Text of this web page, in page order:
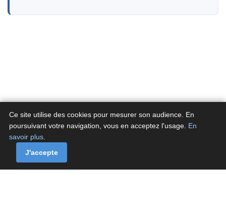
A propos
Politique de cookies de Fluxenet.fr
Ce site utilise des cookies pour mesurer son audience. En
poursuivant votre navigation, vous en acceptez l'usage. En
savoir plus
J'accepte